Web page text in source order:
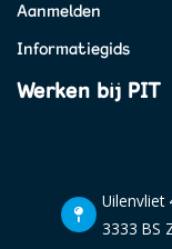
Aanmelden
Informatiegids
Werken bij PIT
Uilenvliet
3333 BS